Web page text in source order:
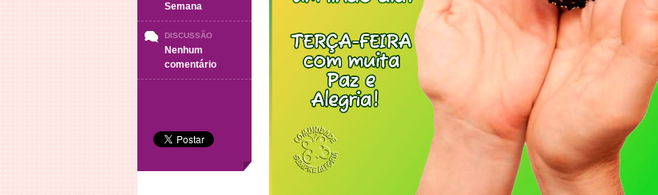
Semana
DISCUSSÃO
Nenhum
comentárioem
TERÇA-